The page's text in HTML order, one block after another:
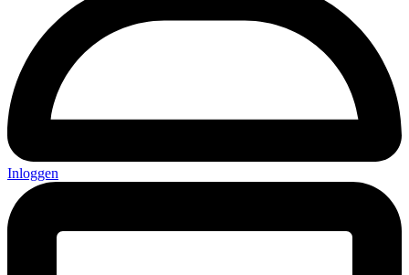
Inloggen